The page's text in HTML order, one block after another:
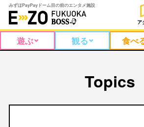
みずほPayPayドーム目の前のエンタメ施設
ア
遊ぶ 観る 食べ
Topics